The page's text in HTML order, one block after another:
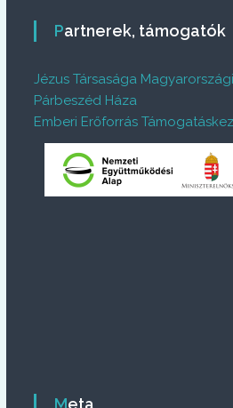
Partnerek, támogatók
Jézus Társasága
Párbeszéd Háza
Emberi Erőforrás
Meta